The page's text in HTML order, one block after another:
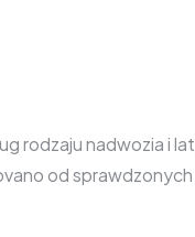
rodzaju nadwozia i
od